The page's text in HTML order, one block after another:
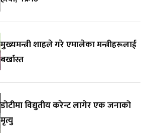
मुख्यमन्त्री शाहले गरे एमालेका मन्त्रीहरूलाई
बर्खास्त
डोटीमा विद्युतीय करेन्ट लागेर एक जनाको
मृत्यु